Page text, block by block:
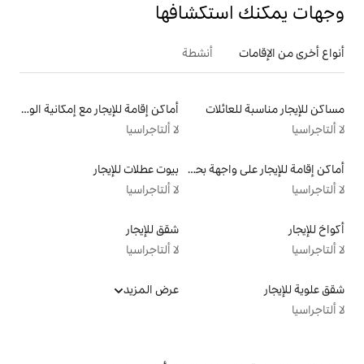
أنشطة
أماكن إقامة للإيجار مع إمكانية الوصول إلى الشاطئ
لا ألتاجراسيا
أماكن إقامة للإيجار على واجهة بحرية
بيوت عطلات للإيجار
لا ألتاجراسيا
شقق للإيجار
لا ألتاجراسيا
عرض المزيد